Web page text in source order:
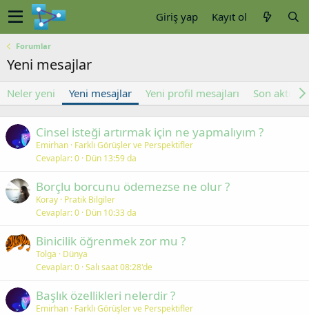
Giriş yap Kayıt ol
Forumlar
Yeni mesajlar
Neler yeni Yeni mesajlar Yeni profil mesajları Son aktivite
Cinsel isteği artırmak için ne yapmalıyım ?
Emirhan Farklı Görüşler ve Perspektifler
Cevaplar 0 Dün 13:59 da
Borçlu borcunu ödemezse ne olur ?
Koray Pratik Bilgiler
Cevaplar 0 Dün 10:33 da
Binicilik öğrenmek zor mu ?
Tolga
Dünya
Cevaplar 0 Salı saat 08:28'de
Başlık özellikleri nelerdir ?
Emirhan Farklı Görüşler ve Perspektifler